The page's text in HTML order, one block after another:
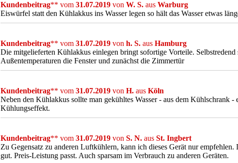
Kundenbeitrag** vom 31.07.2019 von W. S. aus Warburg
Eiswürfel statt den Kühlakkus ins Wasser legen so hält das Wasser etwas
Kundenbeitrag** vom 31.07.2019 von h. S. aus Hamburg
Die mitgelieferten Kühlakkus einlegen bringt sofortige Vorteile. Selbstredend
Außentemperaturen die Fenster und zunächst die Zimmertür
Kundenbeitrag** vom 31.07.2019 von H. aus Köln
Neben den Kühlakkus sollte man gekühltes Wasser - aus dem Kühlschrank
Kühlungseffekt.
Kundenbeitrag** vom 31.07.2019 von S. N. aus St. Ingbert
Zu Gegensatz zu anderen Luftkühlern, kann ich dieses Gerät nur
gut. Preis-Leistung passt. Auch sparsam im Verbrauch zu anderen Geräten.